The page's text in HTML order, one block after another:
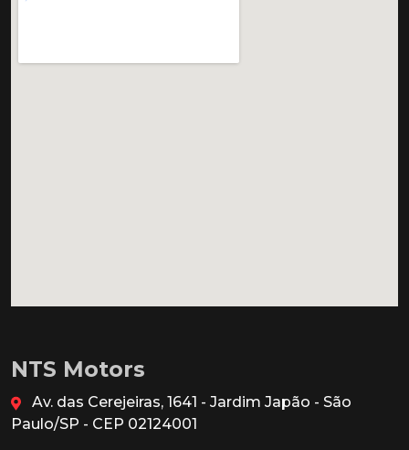
NTS Motors
Av. das Cerejeiras, 1641 - Jardim Japão - São
Paulo/SP - CEP 02124001